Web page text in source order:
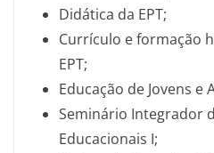
Didática da EPT;
Currículo e formação
EPT;
Educação de Jovens e
Seminário Integrador
Educacionais I;